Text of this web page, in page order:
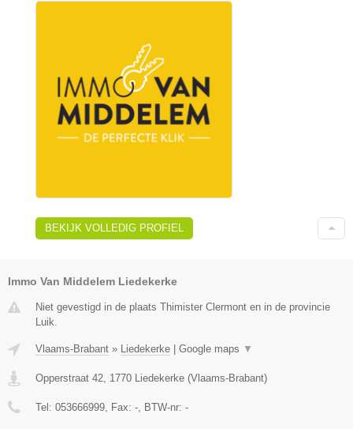
BEKIJK VOLLEDIG PROFIEL
Immo Van Middelem Liedekerke
Niet gevestigd in de plaats Thimister Clermont en in de provincie
Luik.
Vlaams-Brabant » Liedekerke Google maps ▼
Opperstraat 42 1770 Liedekerke (Vlaams-Brabant)
Tel: 053666999 , Fax: - , BTW-nr: -